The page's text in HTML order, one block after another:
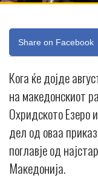
Share on Facebook
Кога ќе дојде
на македонскиот
Охридското Езеро
дел од оваа
поглавје од
Македонија.